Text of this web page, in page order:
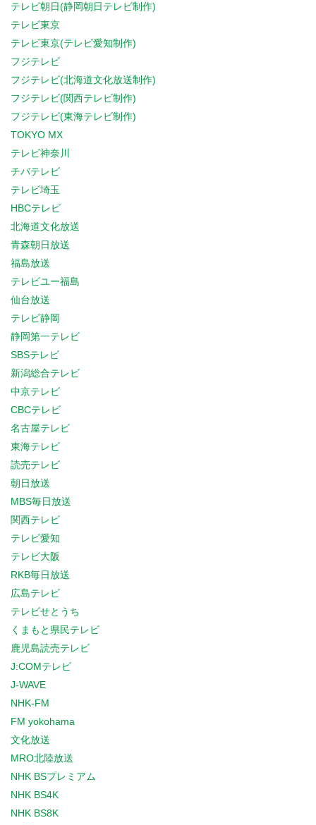
テレビ朝日(静岡朝日テレビ制作)
テレビ東京
テレビ東京(テレビ愛知制作)
フジテレビ
フジテレビ(北海道文化放送制作)
フジテレビ(関西テレビ制作)
フジテレビ(東海テレビ制作)
TOKYO MX
テレビ神奈川
チバテレビ
テレビ埼玉
HBCテレビ
北海道文化放送
青森朝日放送
福島放送
テレビユー福島
仙台放送
テレビ静岡
静岡第一テレビ
SBSテレビ
新潟総合テレビ
中京テレビ
CBCテレビ
名古屋テレビ
東海テレビ
読売テレビ
朝日放送
MBS毎日放送
関西テレビ
テレビ愛知
テレビ大阪
RKB毎日放送
広島テレビ
テレビせとうち
くまもと県民テレビ
鹿児島読売テレビ
J:COMテレビ
J-WAVE
NHK-FM
FM yokohama
文化放送
MRO北陸放送
NHK BSプレミアム
NHK BS4K
NHK BS8K